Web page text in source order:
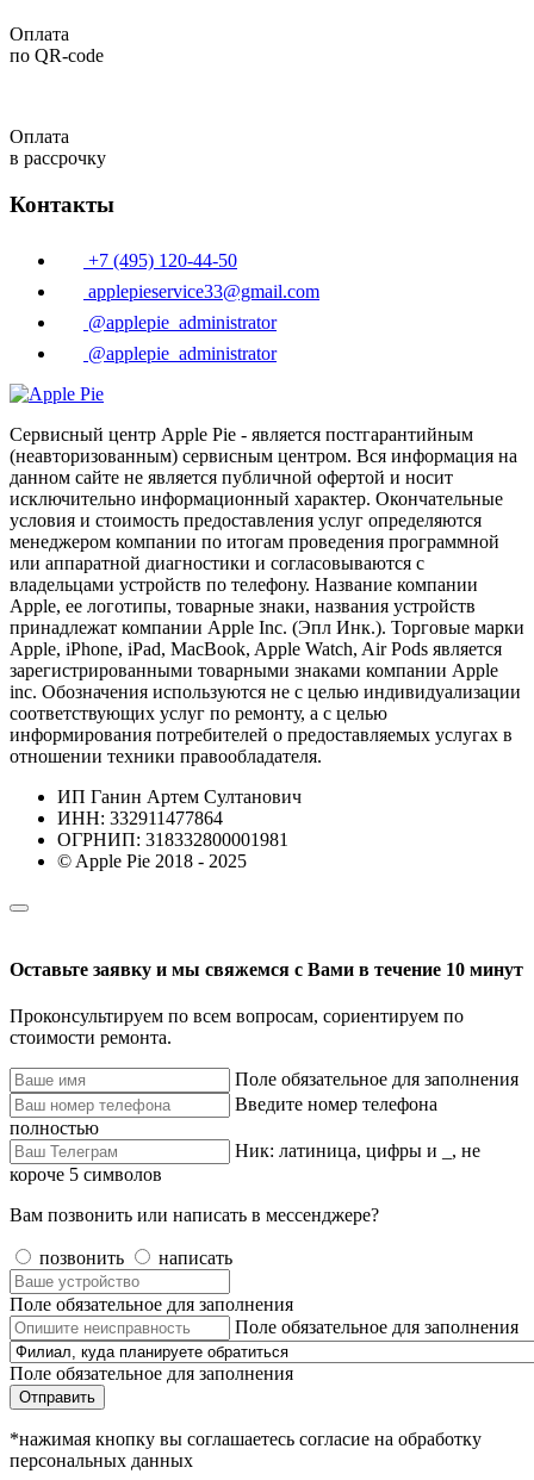
Оплата
по QR-code
Оплата
в рассрочку
Контакты
+7 (495) 120-44-50
applepieservice33@gmail.com
@applepie_administrator
@applepie_administrator
Сервисный центр Apple Pie - является постгарантийным
(неавторизованным) сервисным центром. Вся информация на
данном сайте не является публичной офертой и носит
исключительно информационный характер. Окончательные
условия и стоимость предоставления услуг определяются
менеджером компании по итогам проведения программной
или аппаратной диагностики и согласовываются с
владельцами устройств по телефону. Название компании
Apple, ее логотипы, товарные знаки, названия устройств
принадлежат компании Apple Inc. (Эпл Инк.). Торговые марки
Apple, iPhone, iPad, MacBook, Apple Watch, Air Pods является
зарегистрированными товарными знаками компании Apple
inc. Обозначения используются не с целью индивидуализации
соответствующих услуг по ремонту, а с целью
информирования потребителей о предоставляемых услугах в
отношении техники правообладателя.
ИП Ганин Артем Султанович
ИНН: 332911477864
ОГРНИП: 318332800001981
© Apple Pie 2018 - 2025
Оставьте заявку и мы свяжемся с Вами в течение 10 минут
Проконсультируем по всем вопросам, сориентируем по
стоимости ремонта.
Поле обязательное для заполнения
Введите номер телефона
полностью
Ник: латиница, цифры и _, не
короче 5 символов
Вам позвонить или написать в мессенджере?
позвонить написать
Поле обязательное для заполнения
Поле обязательное для заполнения
Поле обязательное для заполнения
Отправить
*нажимая кнопку вы соглашаетесь согласие на обработку
персональных данных